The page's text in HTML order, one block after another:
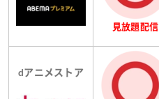
見放題配信
dアニメストア